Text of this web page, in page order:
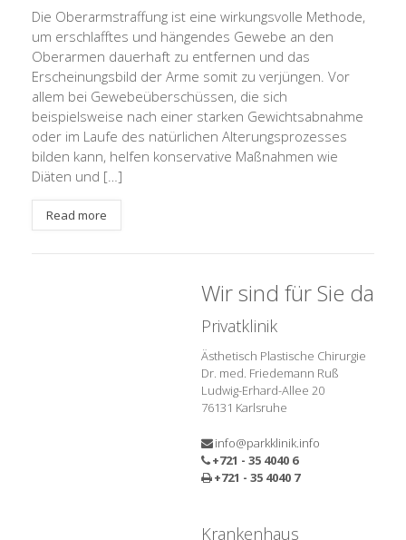
Die Oberarmstraffung ist eine wirkungsvolle Methode,
um erschlafftes und hängendes Gewebe an den
Oberarmen dauerhaft zu entfernen und das
Erscheinungsbild der Arme somit zu verjüngen. Vor
allem bei Gewebeüberschüssen, die sich
beispielsweise nach einer starken Gewichtsabnahme
oder im Laufe des natürlichen Alterungsprozesses
bilden kann, helfen konservative Maßnahmen wie
Diäten und […]
Read more
Wir sind für Sie da
Privatklinik
Ästhetisch Plastische Chirurgie
Dr. med. Friedemann Ruß
Ludwig-Erhard-Allee 20
76131 Karlsruhe
info@parkklinik.info
+721 - 35 4040 6
+721 - 35 4040 7
Krankenhaus